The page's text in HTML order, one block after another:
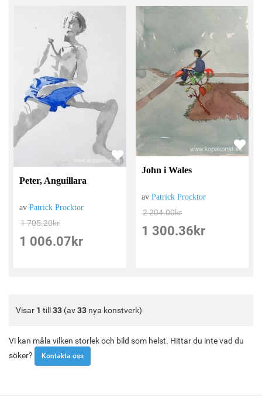
Peter, Anguillara
avPatrick Procktor
1 705.20kr
1 006.07 kr
John i Wales
avPatrick Procktor
2 204.00kr
1 300.36 kr
Visar 1 till 33 (av33 nya konstverk)
Vi kan måla vilken storlek och bild som helst. Hittar du inte vad du
söker?
Kontakta oss